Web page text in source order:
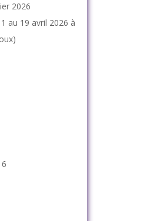
2026
au 19 avril 2026 à